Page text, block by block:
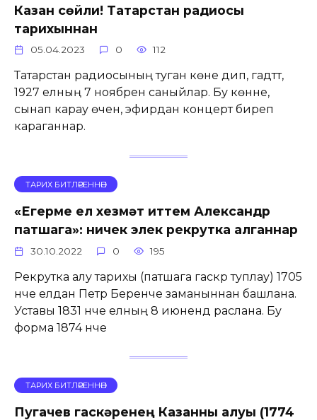
Казан сөйли! Татарстан радиосы
тарихыннан
05.04.2023 0 112
Татарстан радиосының туган көне дип, гадәттә,
1927 елның 7 ноябрен саныйлар. Бу көнне,
сынап карау өчен, эфирдан концерт биреп
караганнар.
ТАРИХ БИТЛӘРЕННӘН
«Егерме ел хезмәт иттем Александр
патшага»: ничек элек рекрутка алганнар
30.10.2022 0 195
Рекрутка алу тарихы (патшага гаскәр туплау) 1705
нче елдан Петр Беренче заманыннан башлана.
Уставы 1831 нче елның 8 июнендә раслана. Бу
форма 1874 нче
ТАРИХ БИТЛӘРЕННӘН
Пугачев гаскәренең Казанны алуы (1774